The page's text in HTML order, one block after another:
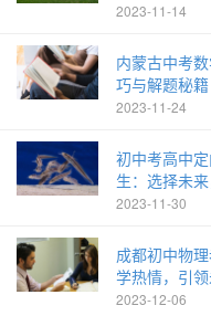
2023-11-14
内蒙古中考
巧与解题秘籍
2023-11-24
初中考高中
生：选择未
2023-11-30
成都初中物
学热情，引
2023-12-06